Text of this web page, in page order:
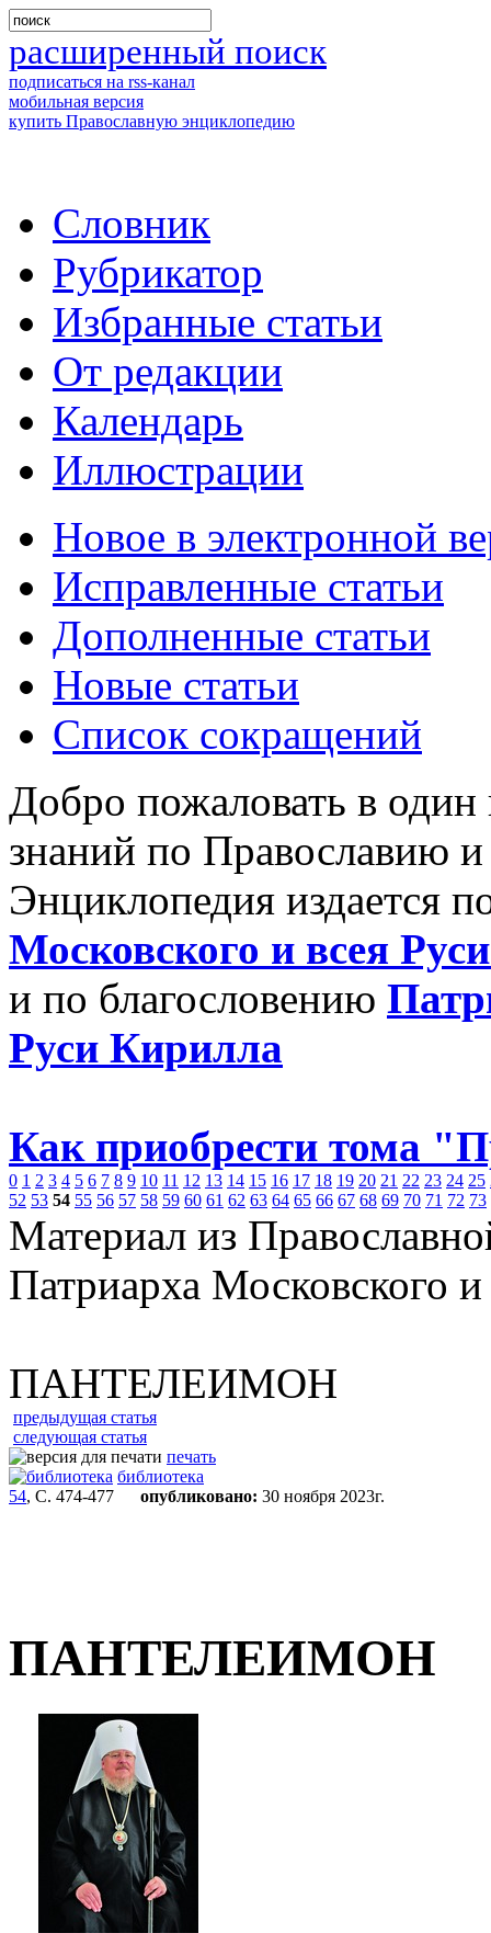
расширенный поиск
подписаться на rss-канал
мобильная версия
купить Православную энциклопедию
Словник
Рубрикатор
Избранные статьи
От редакции
Календарь
Иллюстрации
Новое в электронной
Исправленные статьи
Дополненные статьи
Новые статьи
Список сокращений
Добро пожаловать в
знаний по Православию
Энциклопедия издается
Московского и всея
и по благословению
Руси Кирилла
Как приобрести тома
0 1 2 3 4 5 6 7 8 9 10 11 12 13 14 15 16 17 18 19 20 21 22 23 24 25
52 53 54 55 56 57 58 59 60 61 62 63 64 65 66 67 68 69 70 71 72 73
Материал из
Патриарха Московского
ПАНТЕЛЕИМОН
предыдущая статья
следующая статья
печать
библиотека
54, С. 474-477 опубликовано: 30 ноября 2023г.
ПАНТЕЛЕИМОН